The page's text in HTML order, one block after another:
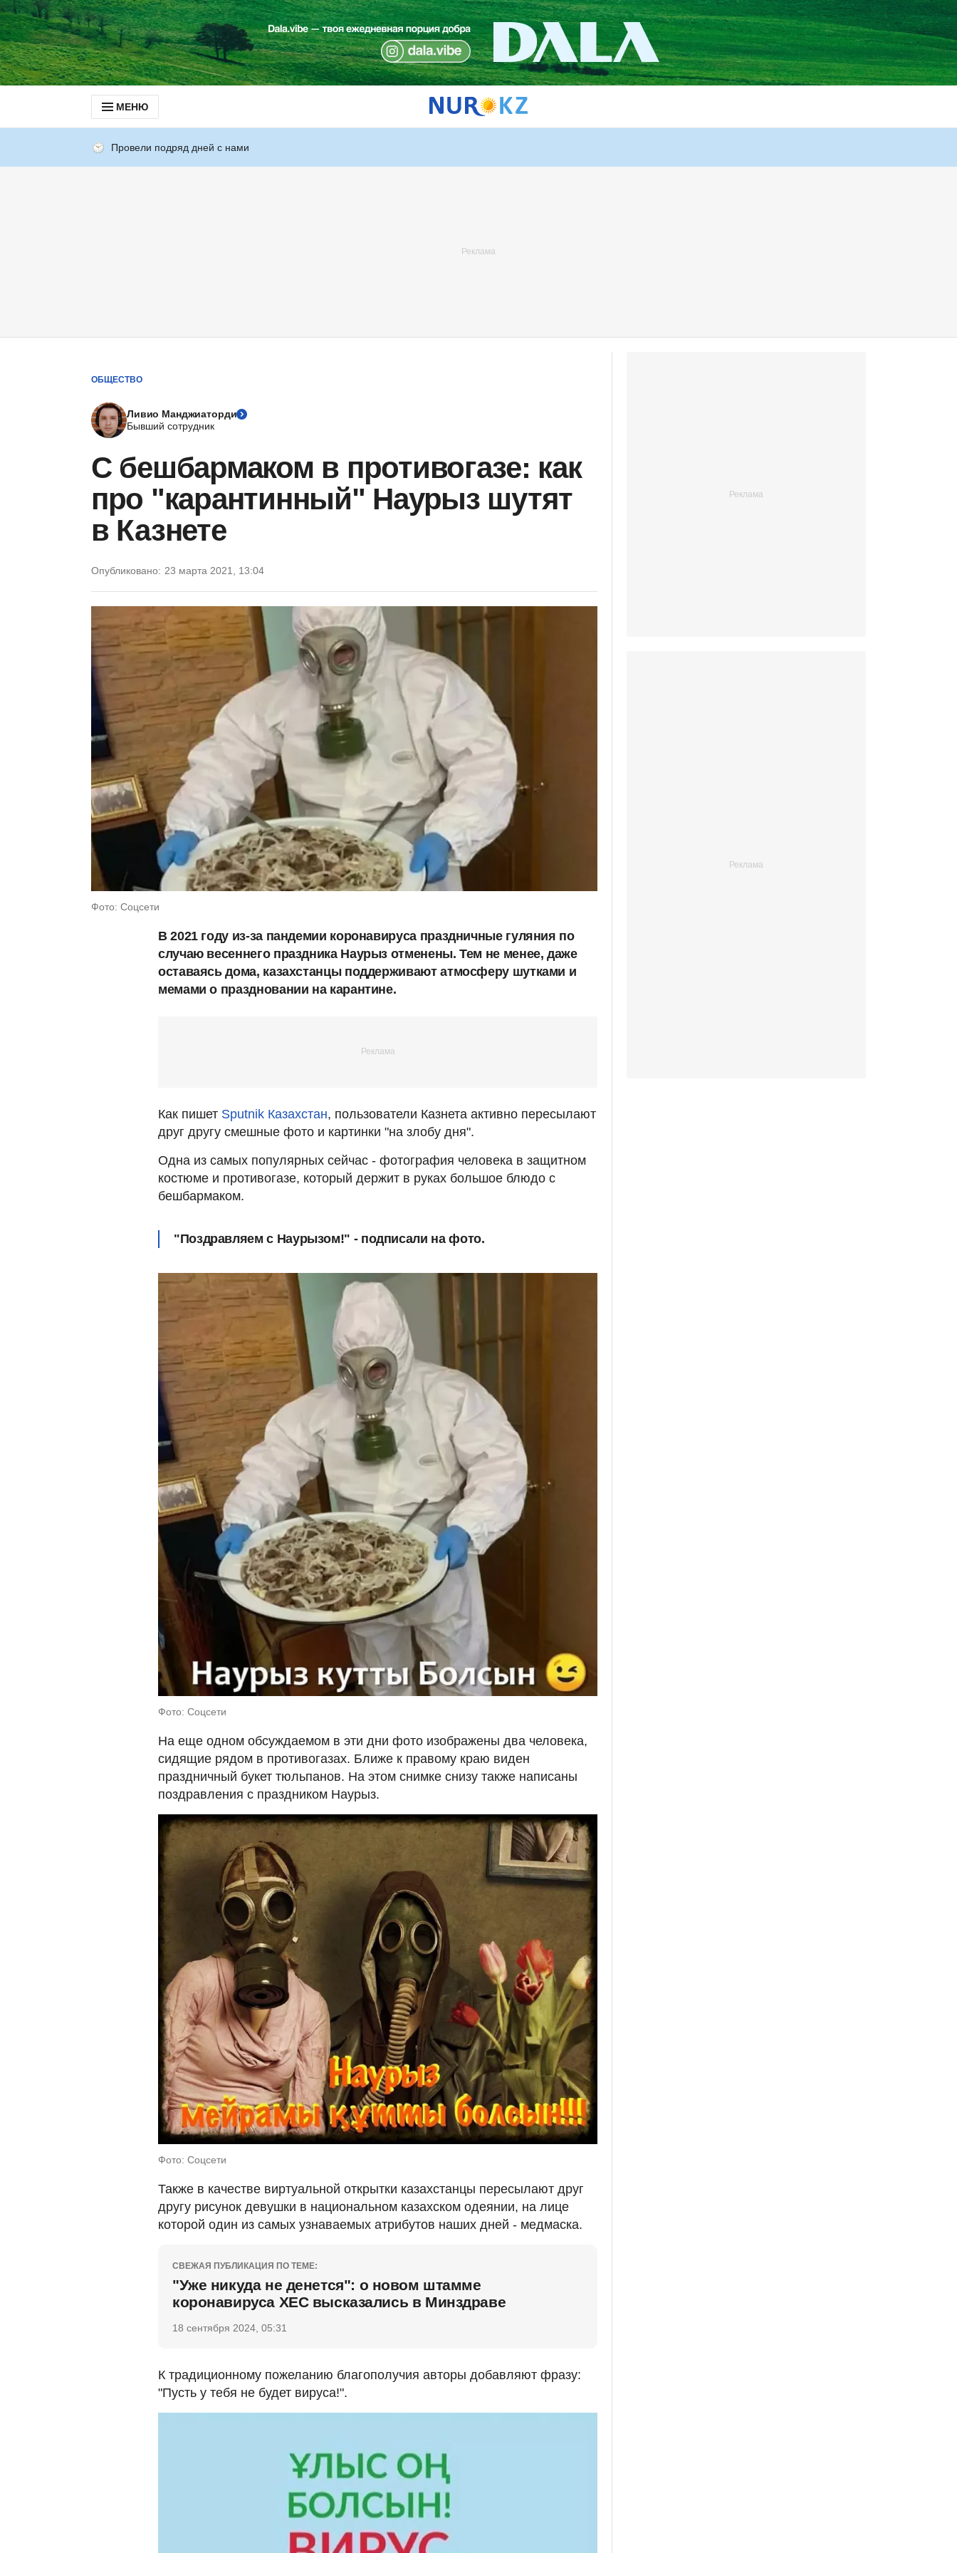
МЕНЮ
Провели подряд дней с нами
ОБЩЕСТВО
Ливио Манджиаторди
Бывший сотрудник
С бешбармаком в противогазе: как
про "карантинный" Наурыз шутят
в Казнете
Опубликовано: 23 марта 2021, 13:04
Фото: Соцсети
В 2021 году из-за пандемии коронавируса праздничные гуляния по
случаю весеннего праздника Наурыз отменены. Тем не менее, даже
оставаясь дома, казахстанцы поддерживают атмосферу шутками и
мемами о праздновании на карантине.
Как пишет Sputnik Казахстан, пользователи Казнета активно пересылают
друг другу смешные фото и картинки "на злобу дня".
Одна из самых популярных сейчас - фотография человека в защитном
костюме и противогазе, который держит в руках большое блюдо с
бешбармаком.
"Поздравляем с Наурызом!" - подписали на фото.
Фото: Соцсети
На еще одном обсуждаемом в эти дни фото изображены два человека,
сидящие рядом в противогазах. Ближе к правому краю виден
праздничный букет тюльпанов. На этом снимке снизу также написаны
поздравления с праздником Наурыз.
Фото: Соцсети
Также в качестве виртуальной открытки казахстанцы пересылают друг
другу рисунок девушки в национальном казахском одеянии, на лице
которой один из самых узнаваемых атрибутов наших дней - медмаска.
СВЕЖАЯ ПУБЛИКАЦИЯ ПО ТЕМЕ:
"Уже никуда не денется": о новом штамме
коронавируса ХЕС высказались в Минздраве
18 сентября 2024, 05:31
К традиционному пожеланию благополучия авторы добавляют фразу:
"Пусть у тебя не будет вируса!".